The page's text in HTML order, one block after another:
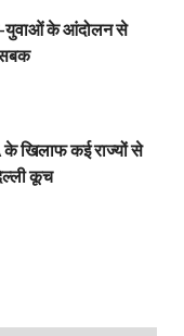
युवाओं के आंदोलन से
खिलाफ कई राज्यों से
कूच